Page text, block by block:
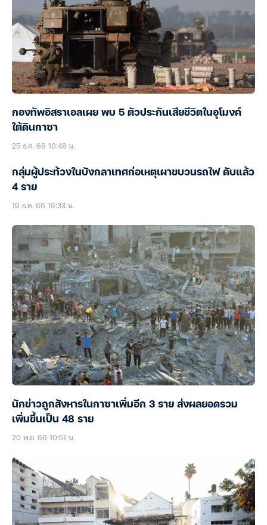
กองทัพอิสราเอลเผย พบ 5 ตัวประกันเสียชีวิตในอุโมงค์
ใต้ดินกาซา
25 ธ.ค. 66 10:48 น.
กลุ่มผู้ประท้วงในบังกลาเทศก่อเหตุเผาขบวนรถไฟ ดับแล้ว
4 ราย
19 ธ.ค. 66 16:33 น.
นักข่าวถูกสังหารในกาซาเพิ่มอีก 3 ราย ส่งผลยอดรวม
เพิ่มขึ้นเป็น 48 ราย
20 พ.ย. 66 10:51 น.